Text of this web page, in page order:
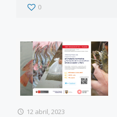
0
12 abril, 2023